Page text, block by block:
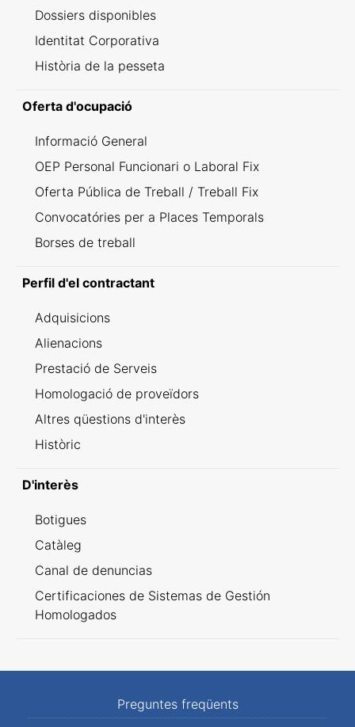
Dossiers disponibles
Identitat Corporativa
Història de la pesseta
Oferta d'ocupació
Informació General
OEP Personal Funcionari o Laboral Fix
Oferta Pública de Treball / Treball Fix
Convocatóries per a Places Temporals
Borses de treball
Perfil d'el contractant
Adquisicions
Alienacions
Prestació de Serveis
Homologació de proveïdors
Altres qüestions d'interès
Històric
D'interès
Botigues
Catàleg
Canal de denuncias
Certificaciones de Sistemas de Gestión
Homologados
Preguntes freqüents